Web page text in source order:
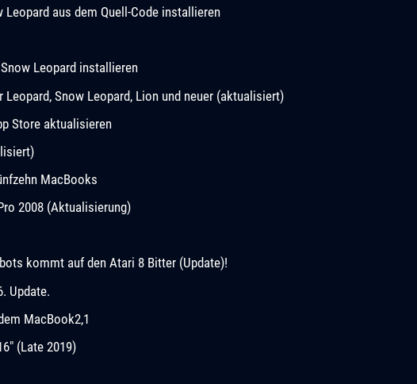
Leopard aus dem Quell-Code installieren
Leopard installieren
Leopard, Snow Leopard, Lion und neuer (aktualisiert)
Store aktualisieren
MacBooks
2008 (Aktualisierung)
kommt auf den Atari 8 Bitter (Update)!
Update.
MacBook2,1
(Late 2019)